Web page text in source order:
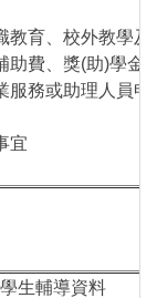
教育、校外教學
助費、獎(助)學金
服務或助理人員申
宜
生輔導資料